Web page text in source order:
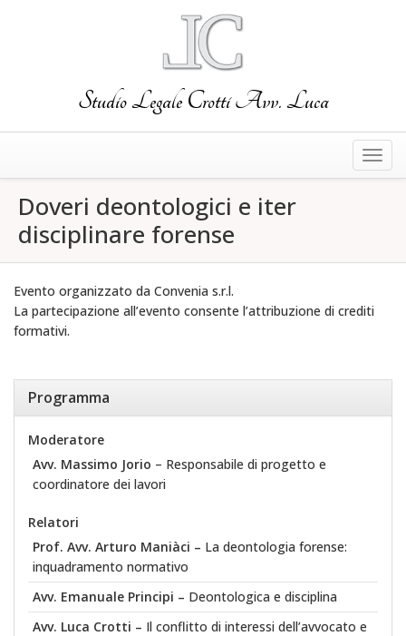
Studio Legale Crotti Avv. Luca
Doveri deontologici e iter
disciplinare forense
Evento organizzato da Convenia s.r.l.
La partecipazione all’evento consente l’attribuzione di crediti
formativi.
Programma
Moderatore
Avv. Massimo Jorio – Responsabile di progetto e
coordinatore dei lavori
Relatori
Prof. Avv. Arturo Maniàci – La deontologia forense:
inquadramento normativo
Avv. Emanuale Principi – Deontologica e disciplina
Avv. Luca Crotti – Il conflitto di interessi dell’avvocato e